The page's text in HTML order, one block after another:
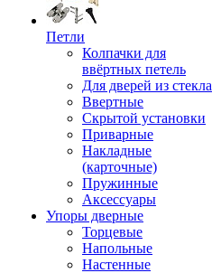
Петли
Колпачки для
ввёртных петель
Для дверей из стекла
Ввертные
Скрытой установки
Приварные
Накладные
(карточные)
Пружинные
Аксессуары
Упоры дверные
Торцевые
Напольные
Настенные